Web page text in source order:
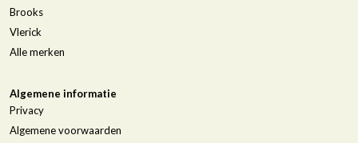
Brooks
Vlerick
Alle merken
Algemene informatie
Privacy
Algemene voorwaarden